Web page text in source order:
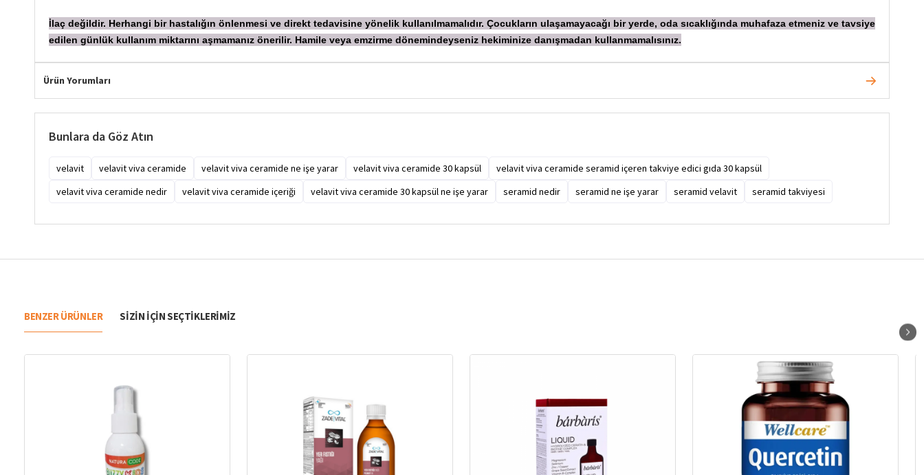
laç değildir. Herhangi bir hastalığın önlenmesi ve direkt tedavisine yönelik kullanılmamalıdır. Çocukların ulaşamayacağı bir yerde, oda sıcaklığında muhafaza etmeniz ve tavsiye
edilen günlük kullanım miktarını aşmamanız önerilir. Hamile veya emzirme dönemindeyseniz hekiminize danışmadan kullanmamalısınız.
Ürün Yorumları
Bunlara da Göz Atın
velavit velavit viva ceramide velavit viva ceramide ne işe yarar velavit viva ceramide 30 kapsül
velavit viva ceramide seramid içeren takviye edici gıda 30 kapsül
velavit viva ceramide nedir
velavit viva ceramide içeriği velavit viva ceramide 30 kapsül ne işe yarar seramid nedir seramid ne işe yarar seramid velavit seramid takviyesi
BENZER ÜRÜNLER SIZIN IÇIN SEÇTIKLERIMIZ